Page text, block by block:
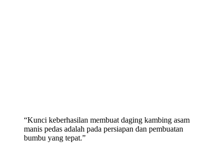
“Kunci keberhasilan membuat daging kambing asam
manis pedas adalah pada persiapan dan pembuatan
bumbu yang tepat.”